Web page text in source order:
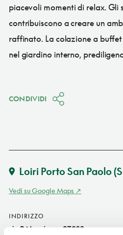
piacevoli momenti di relax. Gli
contribuiscono a creare un
raffinato. La colazione a
nel giardino interno,
CONDIVIDI
Loiri Porto San Paolo
Vedi su Google Maps
INDIRIZZO
via P. Nenni snc - 07020